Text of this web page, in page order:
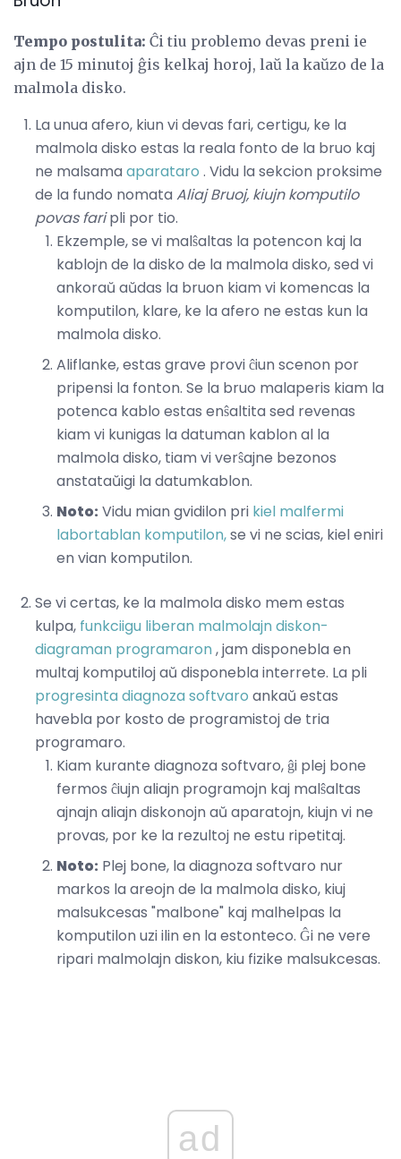
Tempo postulita: Ĉi tiu problemo devas preni ie
ajn de 15 minutoj ĝis kelkaj horoj, laŭ la kaŭzo de la
malmola disko.
La unua afero, kiun vi devas fari, certigu, ke la
malmola disko estas la reala fonto de la bruo kaj
ne malsama aparataro . Vidu la sekcion proksime
de la fundo nomata Aliaj Bruoj, kiujn komputilo
povas faripli por tio.
Ekzemple, se vi malŝaltas la potencon kaj la
kablojn de la disko de la malmola disko, sed vi
ankoraŭ aŭdas la bruon kiam vi komencas la
komputilon, klare, ke la afero ne estas kun la
malmola disko.
Aliflanke, estas grave provi ĉiun scenon por
pripensi la fonton. Se la bruo malaperis kiam la
potenca kablo estas enŝaltita sed revenas
kiam vi kunigas la datuman kablon al la
malmola disko, tiam vi verŝajne bezonos
anstataŭigi la datumkablon.
Noto: Vidu mian gvidilon pri kiel malfermi
labortablan komputilon,se vi ne scias, kiel eniri
en vian komputilon.
Se vi certas, ke la malmola disko mem estas
kulpa, funkciigu liberan malmolajn diskon-
diagraman programaron, jam disponebla en
multaj komputiloj aŭ disponebla interrete. La pli
progresinta diagnoza softvaro ankaŭ estas
havebla por kosto de programistoj de tria
programaro.
Kiam kurante diagnoza softvaro, ĝi plej bone
fermos ĉiujn aliajn programojn kaj malŝaltas
ajnajn aliajn diskonojn aŭ aparatojn, kiujn vi ne
provas, por ke la rezultoj ne estu ripetitaj.
Noto: Plej bone, la diagnoza softvaro nur
markos la areojn de la malmola disko, kiuj
malsukcesas "malbone" kaj malhelpas la
komputilon uzi ilin en la estonteco. Ĝi ne vere
ripari malmolajn diskon, kiu fizike malsukcesas.
ad